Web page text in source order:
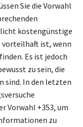
Sie die Vorwahl
kostengünstige
vorteilhaft ist, wenn
Es ist jedoch
zu sein, die
sind. In den letzten
Vorwahl +353, um
zu